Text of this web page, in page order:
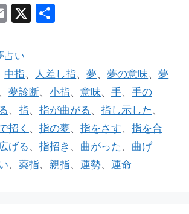
E
ai
l
X
占い
中指、 人差し指、夢、夢の意味、夢
、 夢診断、 小指、 意味、 手、 手の
、 指、 指が曲がる 、 指し示した 、
招く 、 指の夢、 指をさす、 指を合
げる、 指招き 、 曲がった 、 曲げ
、 薬指、 親指、 運勢、 運命